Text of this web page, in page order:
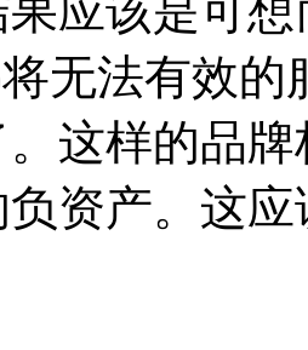
果应该是可
无法有效
这样的品
资产。这